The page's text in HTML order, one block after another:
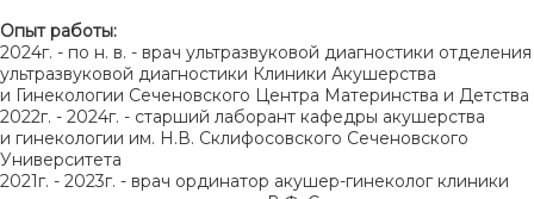
Опыт работы:
2024г. - по н. в. - врач ультразвуковой диагностики отделения
ультразвуковой диагностики Клиники Акушерства
и Гинекологии Сеченовского Центра Материнства и Детства
2022г. - 2024г. - старший лаборант кафедры акушерства
и гинекологии им. Н.В. Склифосовского Сеченовского
Университета
2021г. - 2023г. - врач ординатор акушер-гинеколог клиники